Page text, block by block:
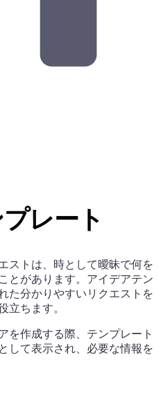
レート
ストは、時として曖昧で何を
とがあります。アイデアテン
た分かりやすいリクエストを
立ちます。
を作成する際、テンプレート
して表示され、必要な情報を